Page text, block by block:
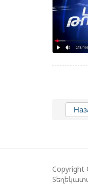
Copyright